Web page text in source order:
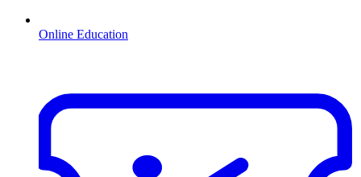
Online Education